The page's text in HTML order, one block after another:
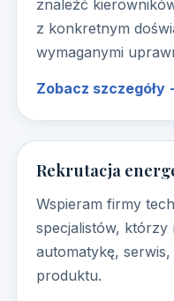
znaleźć
z konkretnym
wymaganymi
Zobacz szczegóły
Rekrutacja
Wspieram firmy
specjalistów, którzy
automatykę,
produktu.